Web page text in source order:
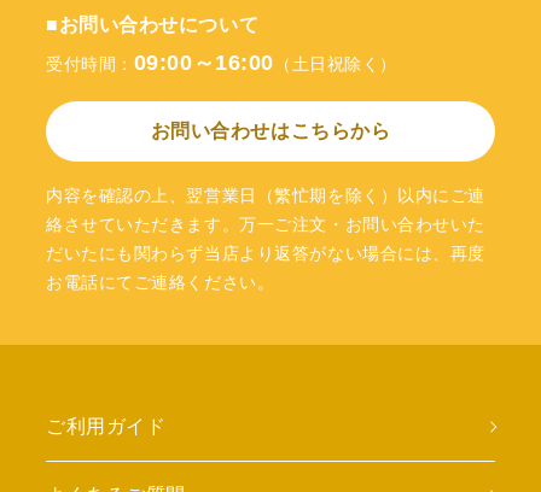
■お問い合わせについて
受付時間： 09:00～16:00 （土日祝除く）
お問い合わせはこちらから
内容を確認の上、翌営業日（繁忙期を除く）以内にご連
絡させていただきます。万一ご注文・お問い合わせいた
だいたにも関わらず当店より返答がない場合には、再度
お電話にてご連絡ください。
ご利用ガイド